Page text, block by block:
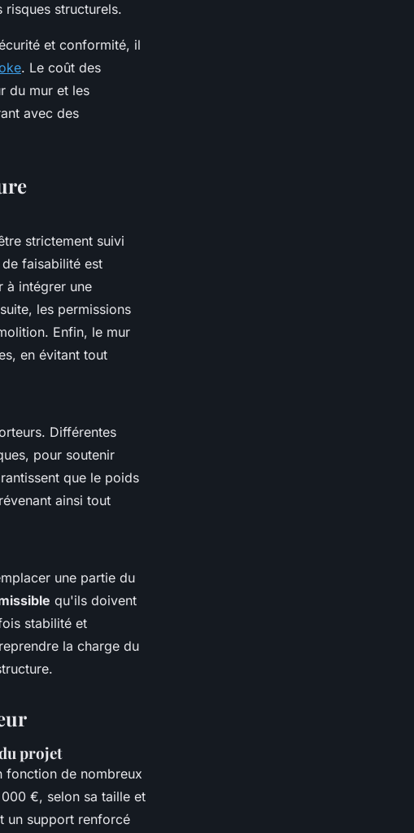
structurels.
et conformité, il
. Le coût des
du mur et les
avec des
strictement suivi
faisabilité est
à intégrer une
les permissions
Enfin, le mur
en évitant tout
Différentes
pour soutenir
que le poids
ainsi tout
une partie du
qu'ils doivent
stabilité et
la charge du
projet
fonction de nombreux
€, selon sa taille et
un support renforcé